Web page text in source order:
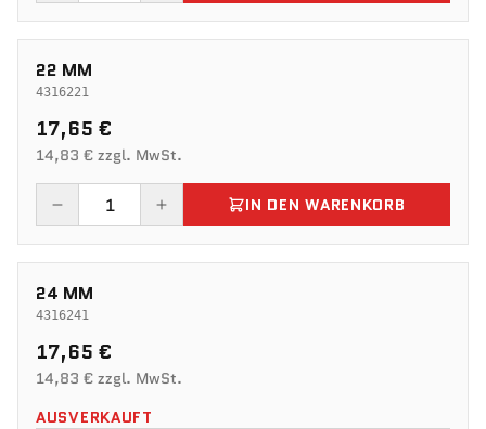
22 MM
4316221
17,65 €
14,83 € zzgl. MwSt.
IN DEN WARENKORB
24 MM
4316241
17,65 €
14,83 € zzgl. MwSt.
AUSVERKAUFT